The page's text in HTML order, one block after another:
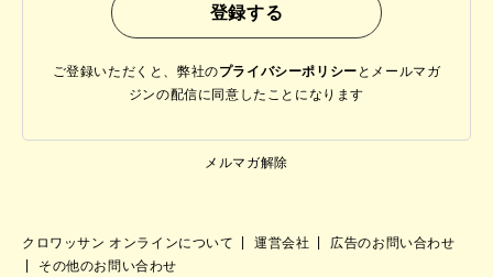
ご登録いただくと、弊社のプライバシーポリシー と メールマガ
ジンの配信に同意したことになります
メルマガ解除
クロワッサン オンラインについて 運営会社
広告のお問い合わせ
その他のお問い合わせ